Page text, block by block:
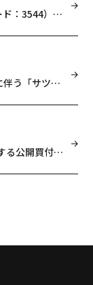
サツドラホールディングス株式会社（証券コード：3544）の普通株式に対する公開買付けの結果に関するお知らせ
（変更）公開買付届出書の訂正届出書の提出に伴う「サツドラホールディングス株式会社 （証券コード：3544）の普通株式に対する公開買付けの開始に関するお知らせ」の変更に関するお知らせ
オリコン株式会社（証券コード：4800）に対する公開買付けの結果に関するお知らせ